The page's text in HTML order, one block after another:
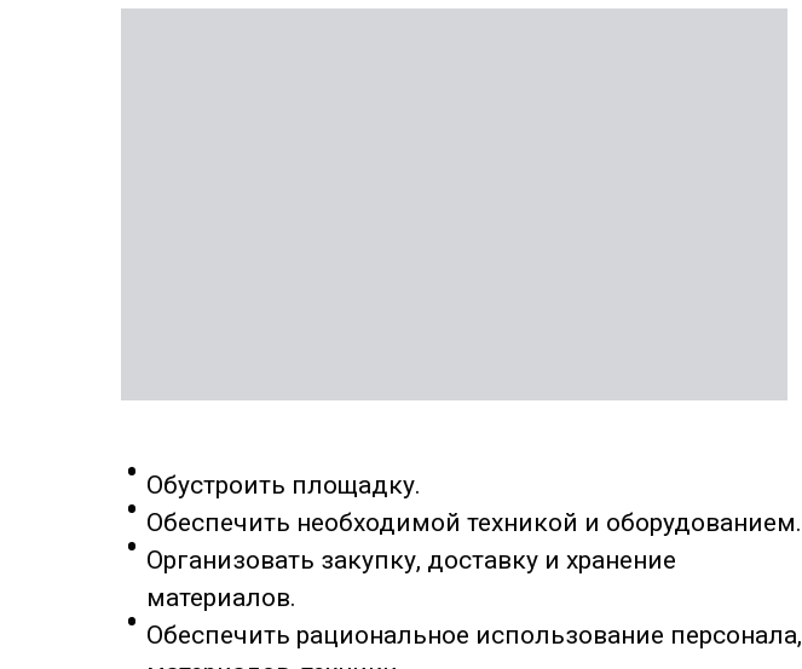
Обустроить площадку.
Обеспечить необходимой техникой и оборудованием.
Организовать закупку, доставку и хранение
материалов.
Обеспечить рациональное использование персонала,